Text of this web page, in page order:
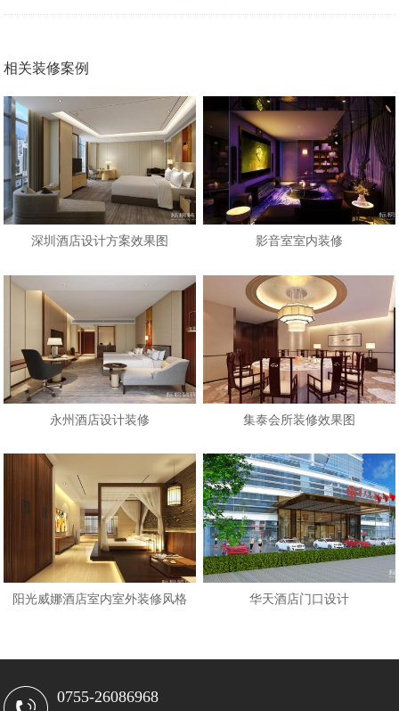
相关装修案例
深圳酒店设计方案效果图 影音室室内装修
永州酒店设计装修 集泰会所装修效果图
阳光威娜酒店室内室外装修风格 华天酒店门口设计
0755-26086968